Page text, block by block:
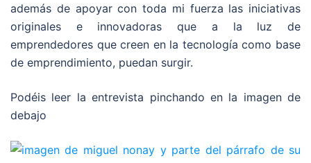
además de apoyar con toda mi fuerza las iniciativas
originales e innovadoras que a la luz de
emprendedores que creen en la tecnología como base
de emprendimiento, puedan surgir.
Podéis leer la entrevista pinchando en la imagen de
debajo